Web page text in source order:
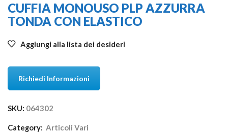
CUFFIA MONOUSO PLP AZZURRA
TONDA CON ELASTICO
Aggiungi alla lista dei desideri
Richiedi Informazioni
SKU: 064302
Category: Articoli Vari